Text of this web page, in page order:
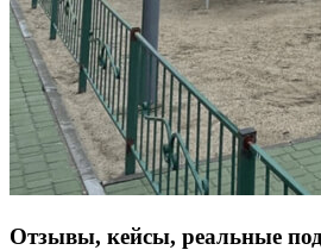
Отзывы, кейсы, реальные